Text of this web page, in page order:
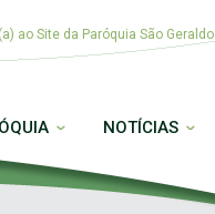
ao Site da Paróquia São Geraldo
NOTÍCIAS